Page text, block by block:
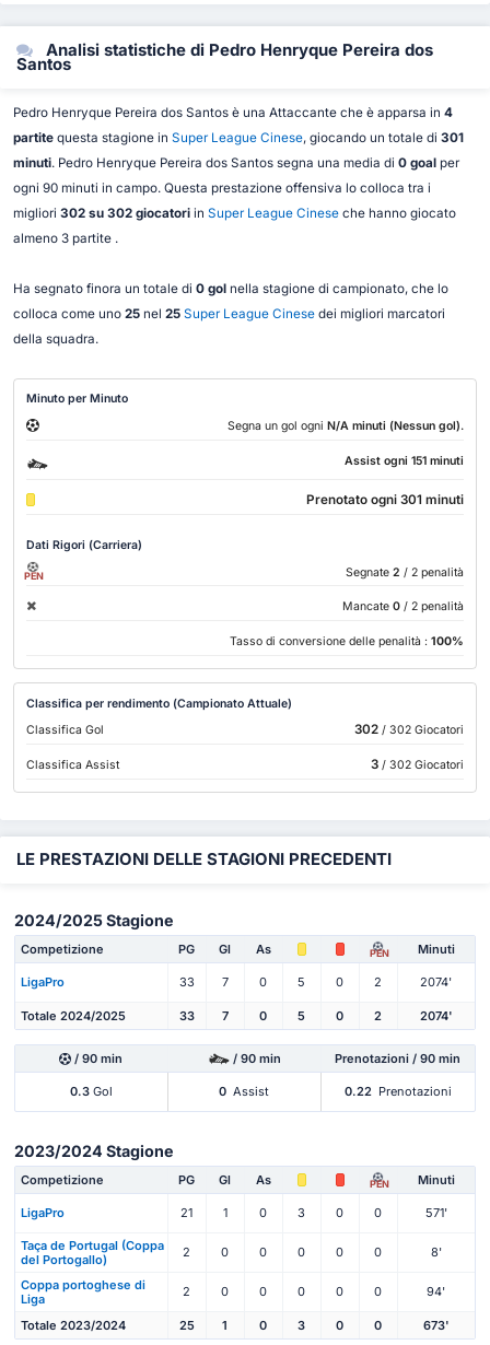
Analisi statistiche di Pedro Henryque Pereira dos
Santos
Pedro Henryque Pereira dos Santos è una Attaccante che è apparsa in 4
partitequesta stagione in Super League Cinese, giocando un totale di 301
minuti. Pedro Henryque Pereira dos Santos segna una media di 0 goalper
ogni 90 minuti in campo. Questa prestazione offensiva lo colloca tra i
migliori 302 su 302 giocatoriin Super League Cineseche hanno giocato
almeno 3 partite .
Ha segnato finora un totale di 0 golnella stagione di campionato, che lo
colloca come uno 25nel 25 Super League Cinesedei migliori marcatori
della squadra.
Minuto per Minuto
Segna un gol ogni N/A minuti (Nessun gol).
Assist ogni 151 minuti
Prenotato ogni 301 minuti
Dati Rigori (Carriera)
PEN Segnate 2 / 2 penalità
Mancate 0 / 2 penalità
Tasso di conversione delle penalità : 100%
Classifica per rendimento (Campionato Attuale)
Classifica Gol
302/ 302 Giocatori
Classifica Assist 3/ 302 Giocatori
LE PRESTAZIONI DELLE STAGIONI PRECEDENTI
2024/2025 Stagione
Competizione PG Gl As PEN Minuti
LigaPro 33 7 0 5 0 2 2074'
Totale 2024/2025 33 7 0 5 0 2 2074'
/ 90 min / 90 min Prenotazioni / 90 min
0.3Gol 0 Assist 0.22 Prenotazioni
2023/2024 Stagione
Competizione PG Gl As PEN Minuti
LigaPro 21 1 0 3 0 0 571'
Taça de Portugal (Coppa
del Portogallo)
2 0 0 0 0 0 8'
Coppa portoghese di
Liga
2 0 0 0 0 0 94'
Totale 2023/2024 25 1 0 3 0 0 673'